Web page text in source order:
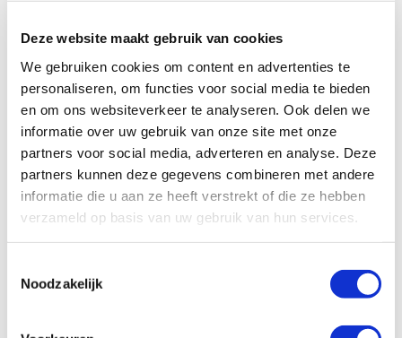
Deze website maakt gebruik van cookies
We gebruiken cookies om content en advertenties te
personaliseren, om functies voor social media te bieden
en om ons websiteverkeer te analyseren. Ook delen we
informatie over uw gebruik van onze site met onze
partners voor social media, adverteren en analyse. Deze
partners kunnen deze gegevens combineren met andere
informatie die u aan ze heeft verstrekt of die ze hebben
verzameld op basis van uw gebruik van hun services.
Noodzakelijk